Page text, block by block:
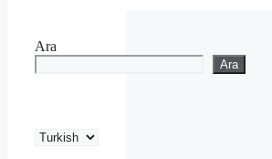
Ara
Ara